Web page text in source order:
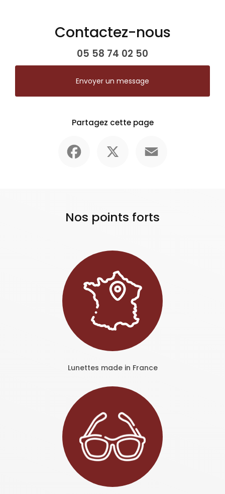
Contactez-nous
05 58 74 02 50
Envoyer un message
Partagez cette page
Nos points forts
Lunettes made in France